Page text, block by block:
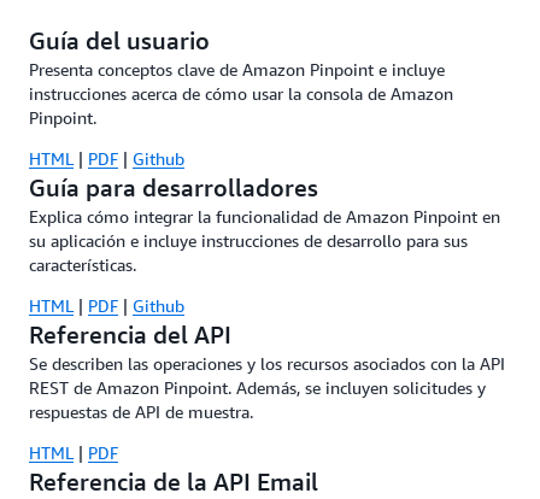
Guía del usuario
Presenta conceptos clave de Amazon Pinpoint e incluye
instrucciones acerca de cómo usar la consola de Amazon
Pinpoint.
HTML | PDF | Github
Guía para desarrolladores
Explica cómo integrar la funcionalidad de Amazon Pinpoint en
su aplicación e incluye instrucciones de desarrollo para sus
características.
HTML | PDF | Github
Referencia del API
Se describen las operaciones y los recursos asociados con la API
REST de Amazon Pinpoint. Además, se incluyen solicitudes y
respuestas de API de muestra.
HTML | PDF
Referencia de la API Email